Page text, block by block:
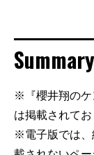
Summary
※『櫻井翔のケ
は掲載されてお
※電子版では、